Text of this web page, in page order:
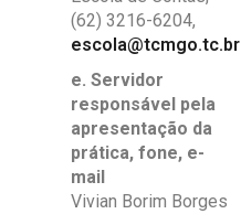
(62) 3216-6204,
escola@tcmgo.tc.br
e. Servidor
responsável pela
apresentação da
prática, fone, e-
mail
Vivian Borim Borges